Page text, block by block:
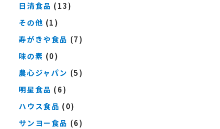
日清食品 (13)
その他 (1)
寿がきや食品 (7)
味の素 (0)
農心ジャパン (5)
明星食品 (6)
ハウス食品 (0)
サンヨー食品 (6)